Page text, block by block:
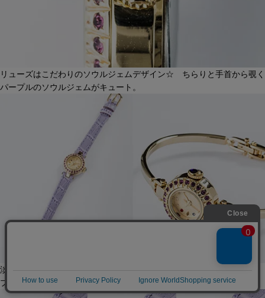
リューズはこだわりのソウルジェムデザイン☆ ちらりと手首から覗く
パープルのソウルジェムがキュート。
淡いラベンダーカラーがおしゃれな革ベルトタイプと、バングルタイ
プ。お好みでカスタマイズできます。